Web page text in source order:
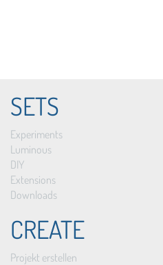
SETS
Experiments
Luminous
DIY
Extensions
Downloads
CREATE
Projekt erstellen